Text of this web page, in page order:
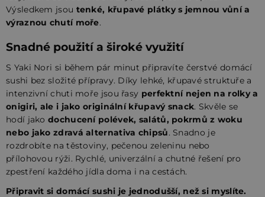
Výsledkem jsou tenké, křupavé plátky s jemnou vůní a
výraznou chutí moře.
Snadné použití a široké využití
S Yaki Nori si během pár minut připravíte čerstvé domácí
sushi bez složité přípravy. Díky lehké, křupavé struktuře a
intenzivní chuti moře jsou řasy perfektní nejen na rolky a
onigiri, ale i jako originální křupavý snack. Skvěle se
hodí jako dochucení polévek, salátů, pokrmů z woku
nebo jako zdravá alternativa chipsů. Snadno je
rozdrobíte na těstoviny, pečenou zeleninu nebo
přílohovou rýži. Rychlé, univerzální a chutné řešení pro
zpestření každého jídla doma i na cestách.
Připravit si domácí sushi je jednodušší, než si myslíte.